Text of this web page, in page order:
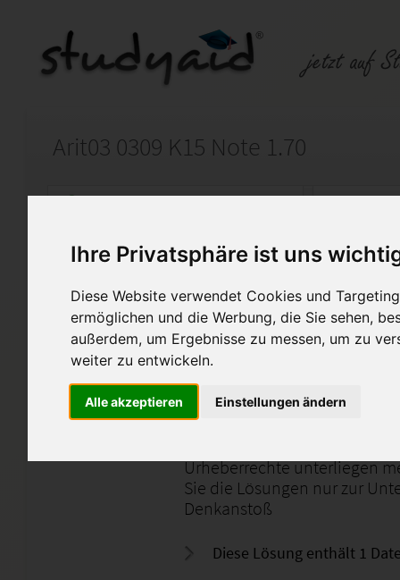
Ihre Privatsphäre ist uns
Diese Website verwendet Cookies und
ermöglichen und die Werbung, die Sie sehen,
außerdem, um Ergebnisse zu messen, um zu
weiter zu entwickeln.
Alle akzeptieren Einstellungen ändern
Arit03 0309 K15 Note 1.70
Auf StudyAid.de verkaufen
Startseite Technik und Informatik
Algebra Rechnen mit
Die Einsendeaufgabe zu
"Arit03 0309 K15"
Einsendeaufgaben dürfen
Urheberrechte unterliegen
Sie die Lösungen nur zur
Denkanstoß
Diese Lösung enthält 1